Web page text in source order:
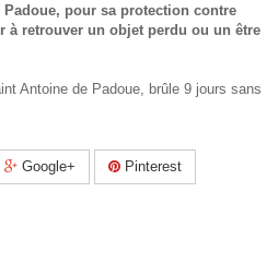
pour sa protection contre
à retrouver un objet perdu ou un être
Antoine de Padoue, brûle 9 jours sans
Google+ Pinterest